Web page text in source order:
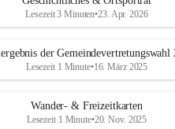
Lesezeit 3 Minuten•23. Apr. 2026
der Gemeindevertretungswahl
Lesezeit 1 Minute•16. März 2025
Wander- & Freizeitkarten
Lesezeit 1 Minute•20. Nov. 2025